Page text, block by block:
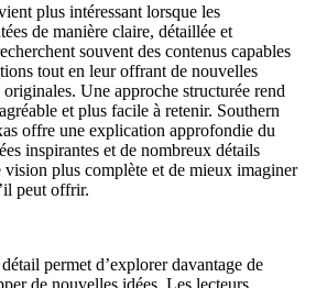
plus intéressant lorsque les
de manière claire, détaillée et
souvent des contenus capables
tout en leur offrant de nouvelles
originales. Une approche structurée rend
et plus facile à retenir. Southern
offre une explication approfondie du
inspirantes et de nombreux détails
vision plus complète et de mieux imaginer
peut offrir.
permet d’explorer davantage de
de nouvelles idées. Les lecteurs